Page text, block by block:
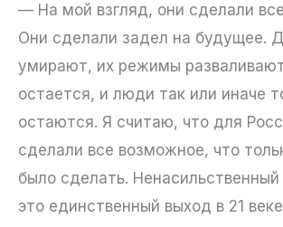
— На мой взгляд, они сделали
Они сделали задел на будущее.
умирают, их режимы
остается, и люди так или иначе
остаются. Я считаю, что для
сделали все возможное, что
было сделать.
это единственный выход в 21